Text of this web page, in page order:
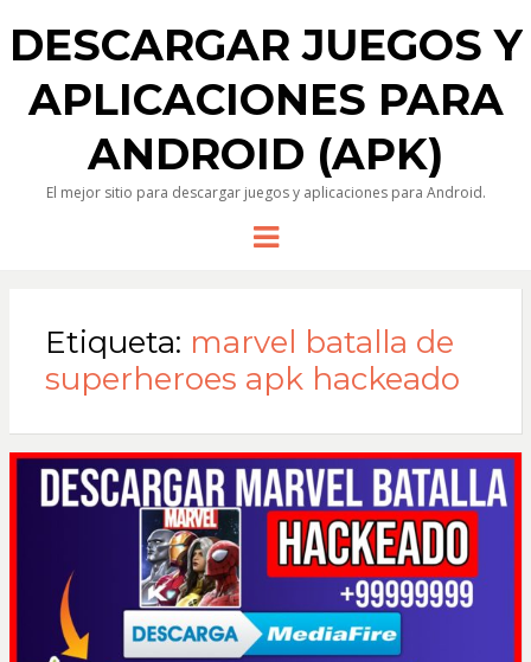
DESCARGAR JUEGOS Y
APLICACIONES PARA
ANDROID (APK)
El mejor sitio para descargar juegos y aplicaciones para Android.
Menu
Etiqueta: marvel batalla de
superheroes apk hackeado